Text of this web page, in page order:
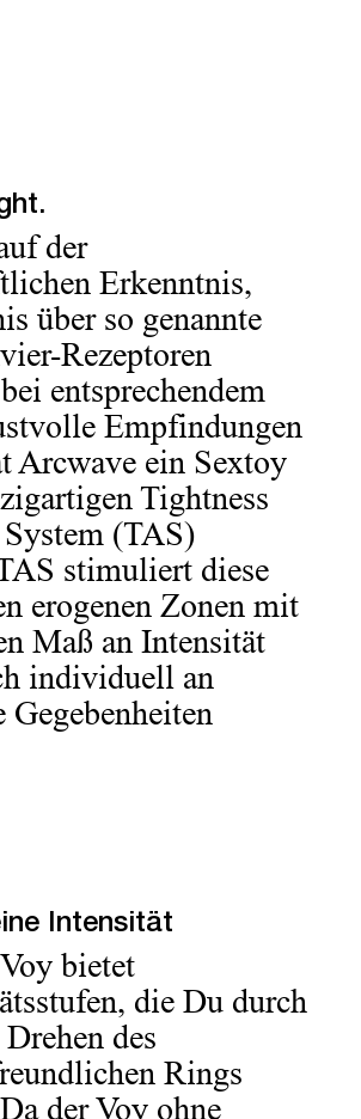
der
Erkenntnis,
über so genannte
Rezeptoren
entsprechendem
Empfindungen
Arcwave ein Sextoy
Tightness
(TAS)
stimuliert diese
erogenen Zonen mit
Maß an Intensität
individuell an
Gegebenheiten
Intensität
bietet
die Du durch
des
Rings
der Voy ohne